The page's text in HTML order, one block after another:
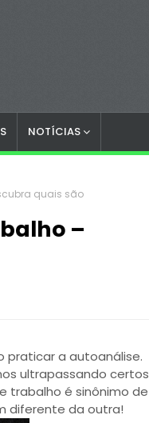
NOTÍCIAS
quais são
–
praticar a autoanálise.
ultrapassando certos
trabalho é sinônimo de
diferente da outra!